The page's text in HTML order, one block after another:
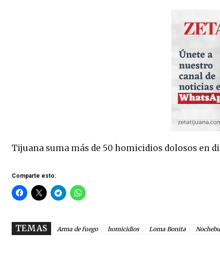
Tijuana suma más de 50 homicidios dolosos en
Comparte esto:
TEMAS Arma de fuego homicidios Loma Bonita